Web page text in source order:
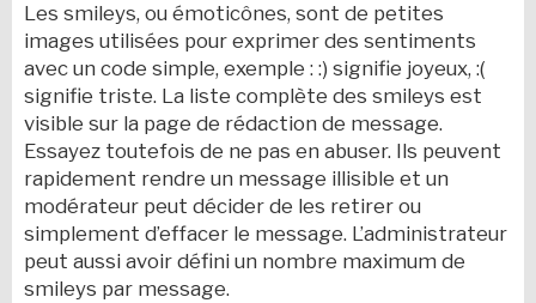
Les smileys, ou émoticônes, sont de petites
images utilisées pour exprimer des sentiments
avec un code simple, exemple : :) signifie joyeux, :(
signifie triste. La liste complète des smileys est
visible sur la page de rédaction de message.
Essayez toutefois de ne pas en abuser. Ils peuvent
rapidement rendre un message illisible et un
modérateur peut décider de les retirer ou
simplement d’effacer le message. L’administrateur
peut aussi avoir défini un nombre maximum de
smileys par message.